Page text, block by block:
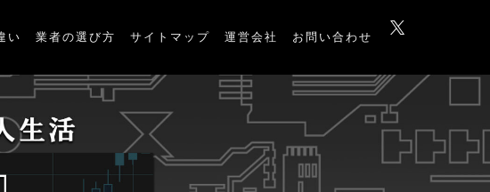
い 業者の選び方 サイトマップ 運営会社 お問い合わせ